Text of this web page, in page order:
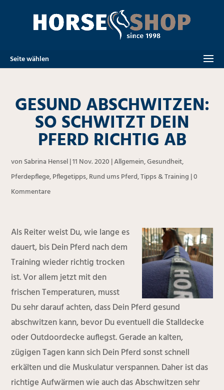
Seite wählen
GESUND ABSCHWITZEN:
SO SCHWITZT DEIN
PFERD RICHTIG AB
von Sabrina Hensel|11 Nov. 2020 |Allgemein,Gesundheit,
Pferdepflege,Pflegetipps,Rund ums Pferd,Tipps & Training |0
Kommentare
Als Reiter weist Du, wie lange es
dauert, bis Dein Pferd nach dem
Training wieder richtig trocken
ist. Vor allem jetzt mit den
frischen Temperaturen, musst
Du sehr darauf achten, dass Dein Pferd gesund
abschwitzen kann, bevor Du eventuell die Stalldecke
oder Outdoordecke auflegst. Gerade an kalten,
zügigen Tagen kann sich Dein Pferd sonst schnell
erkälten und die Muskulatur verspannen. Daher ist das
richtige Aufwärmen wie auch das Abschwitzen sehr